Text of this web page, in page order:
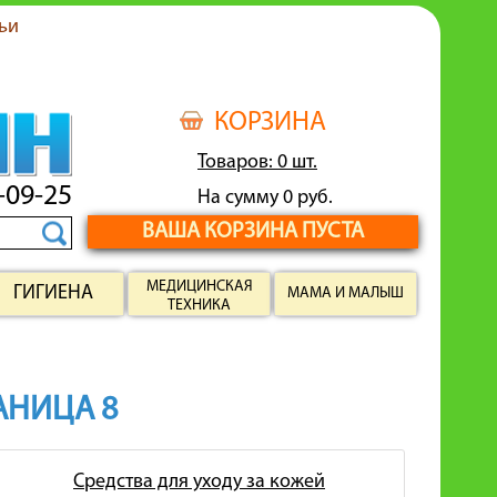
КОРЗИНА
Товаров: 0 шт.
На сумму 0 руб.
ВАША КОРЗИНА ПУСТА
25
ГИГИЕНА
МЕДИЦИНСКАЯ
ТЕХНИКА
МАМА И МАЛЫШ
8
Средства для уходу за кожей